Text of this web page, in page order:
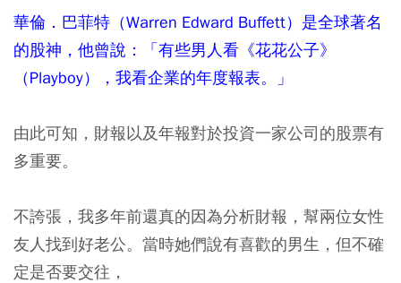
華倫．巴菲特（Warren Edward Buffett）是全球著名
的股神，他曾說：「有些男人看《花花公子》
（Playboy），我看企業的年度報表。」
由此可知，財報以及年報對於投資一家公司的股票有
多重要。
不誇張，我多年前還真的因為分析財報，幫兩位女性
友人找到好老公。 當時她們說有喜歡的男生，但不確
定是否要交往，